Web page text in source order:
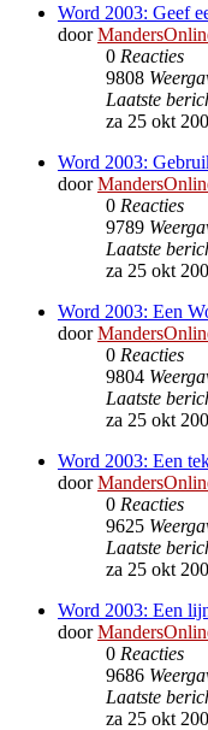
Word 2003: Geef
door
0 Reacties
9808
Laatste
za 25 okt
Word 2003:
door
0 Reacties
9789
Laatste
za 25 okt
Word 2003: Een
door
0 Reacties
9804
Laatste
za 25 okt
Word 2003: Een
door
0 Reacties
9625
Laatste
za 25 okt
Word 2003: Een
door
0 Reacties
9686
Laatste
za 25 okt